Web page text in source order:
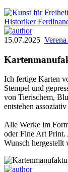
15.07.2025
Ich fertige Karten
Stempel und
von Tierischem,
entstehen
Alle Werke im
oder Fine Art
Wunsch hergestellt